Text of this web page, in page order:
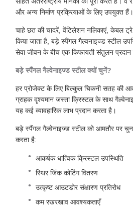
और अन्य निर्माण प्रक्रियाओं के लिए उपयुक्त हैं।
चाहे छत की चादरें, वेंटिलेशन नलिकाएं, केबल
किया जाता है, बड़े स्पैंगल गैल्वनाइज्ड स्टील
सेवा जीवन के बीच एक किफायती संतुलन प्रदान
बड़े स्पैंगल गैल्वेनाइज्ड स्टील क्यों चुनें?
हर प्रोजेक्ट के लिए बिल्कुल चिकनी सतह की
ग्राहक दृश्यमान जस्ता क्रिस्टल के साथ
यह कई व्यावहारिक लाभ प्रदान करता है।
बड़े स्पैंगल गैल्वेनाइज्ड स्टील को आमतौर पर
करता है:
आकर्षक धात्विक क्रिस्टल उपस्थिति
स्थिर जिंक कोटिंग वितरण
उत्कृष्ट आउटडोर संक्षारण प्रतिरोध
कम रखरखाव आवश्यकताएँ